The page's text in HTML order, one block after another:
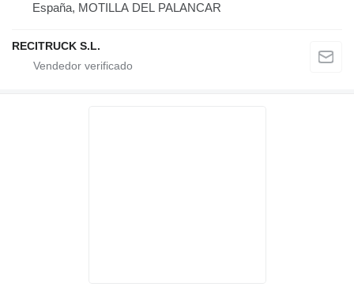
España, MOTILLA DEL PALANCAR
RECITRUCK S.L.